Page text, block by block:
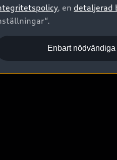
, en detaljerad
Enbart nödvändiga